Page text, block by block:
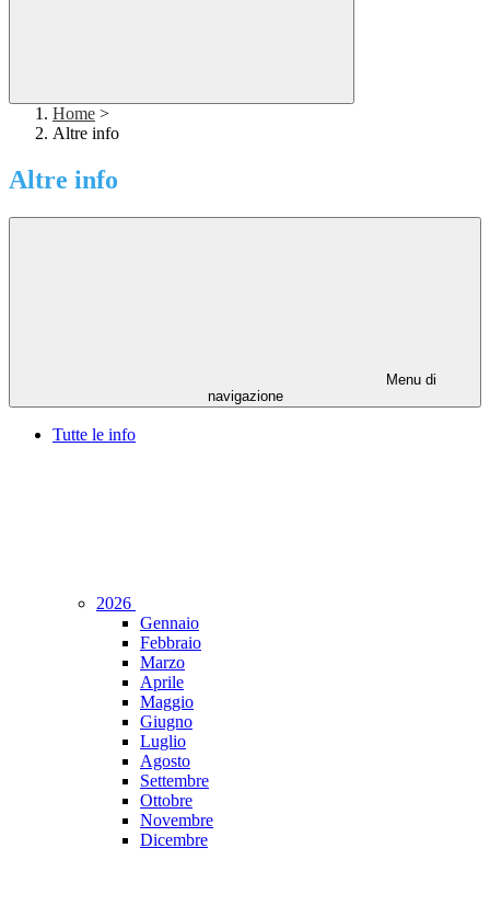
Home >
Altre info
Altre info
Menu di
navigazione
Tutte le info
2026
Gennaio
Febbraio
Marzo
Aprile
Maggio
Giugno
Luglio
Agosto
Settembre
Ottobre
Novembre
Dicembre